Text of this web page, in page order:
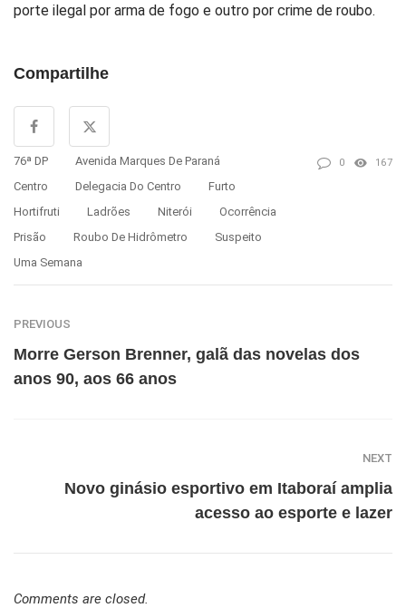
porte ilegal por arma de fogo e outro por crime de roubo.
Compartilhe
76ª DP
Avenida Marques De Paraná
Centro
Delegacia Do Centro
Furto
Hortifruti
Ladrões Niterói
Ocorrência
Prisão
Roubo De Hidrômetro
Suspeito
Uma Semana
0 167
PREVIOUS
Morre Gerson Brenner, galã das novelas dos
anos 90, aos 66 anos
NEXT
Novo ginásio esportivo em Itaboraí amplia
acesso ao esporte e lazer
Comments are closed.